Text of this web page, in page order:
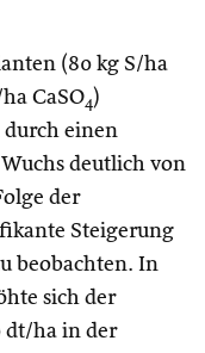
(80 kg S/ha
CaSO4)
durch einen
deutlich von
der
Steigerung
beobachten. In
sich der
dt/ha in der